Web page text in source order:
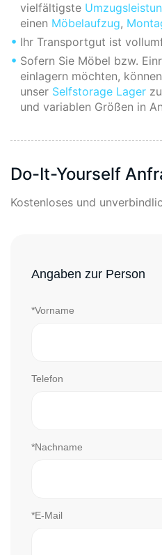
vielfältigste
einen Möbelaufzug,
Ihr Transportgut ist
Sofern Sie Möbel bzw.
einlagern möchten,
unser Selfstorage Lager
und variablen Größen in
Do-It-Yourself
Kostenloses und
Angaben zur Person
*Vorname
Telefon
*Nachname
*E-Mail